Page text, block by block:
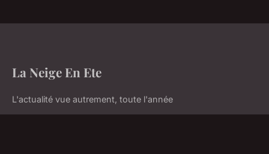
La Neige En Ete
L'actualité vue autrement, toute l'année